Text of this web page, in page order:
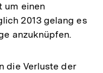
um einen
2013 gelang es
anzuknüpfen.
die Verluste der